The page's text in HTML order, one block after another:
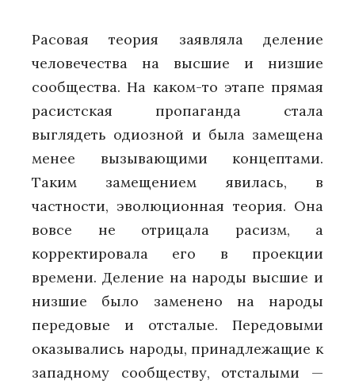
Расовая теория заявляла деление
человечества на высшие и низшие
сообщества. На каком-то этапе прямая
расистская пропаганда стала
выглядеть одиозной и была замещена
менее вызывающими концептами.
Таким замещением явилась, в
частности, эволюционная теория. Она
вовсе не отрицала расизм, а
корректировала его в проекции
времени. Деление на народы высшие и
низшие было заменено на народы
передовые и отсталые. Передовыми
оказывались народы, принадлежащие к
западному сообществу, отсталыми —